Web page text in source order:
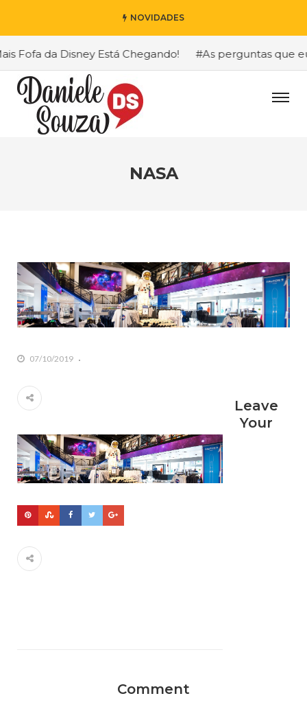
NOVIDADES
da Disney Está Chegando! #As perguntas que eu
NASA
07/10/2019
Leave
Your
Comment